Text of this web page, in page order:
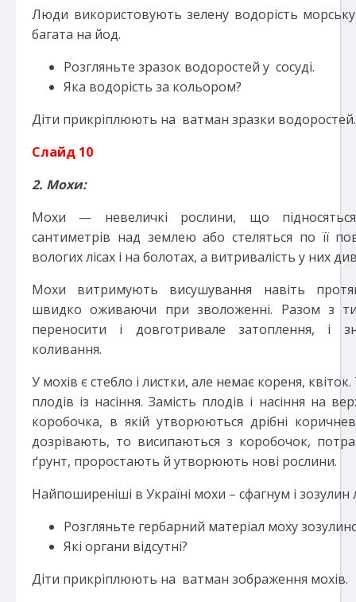
Люди використовують зелену водорість
багата на йод.
Розгляньте зразок водоростей у сосуді.
Яка водорість за кольором?
Діти прикріплюють на ватман зразки водоростей.
Слайд 10
2. Мохи:
Мохи — невеличкі рослини, що
сантиметрів над землею або стеляться по її
вологих лісах і на болотах, а витривалість у них
Мохи витримують висушування навіть
швидко оживаючи при зволоженні. Разом з
переносити і довготривале затоплення, і
коливання.
У мохів є стебло і листки, але немає кореня,
плодів із насіння. Замість плодів і насіння на
коробочка, в якій утворюються дрібні
дозрівають, то висипаються з коробочок,
ґрунт, проростають й утворюють нові рослини.
Найпоширеніші в Україні мохи – сфагнум і зозулин
Розгляньте гербарний матеріал моху
Які органи відсутні?
Діти прикріплюють на ватман зображення мохів.